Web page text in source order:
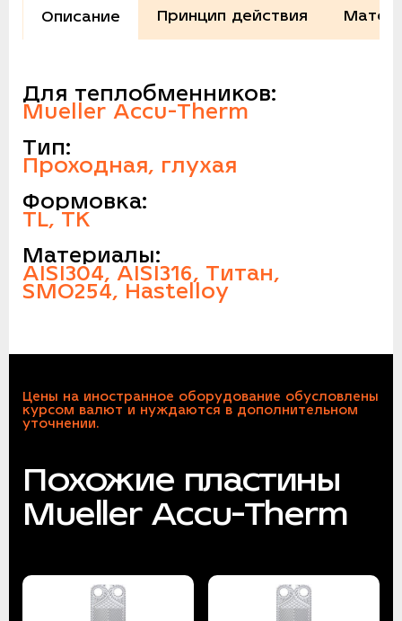
Описание Принцип действия
Для теплобменников:
Mueller Accu-Therm
Тип:
Проходная, глухая
Формовка:
TL, TK
Материалы:
AISI304, AISI316, Титан,
SMO254, Hastelloy
Цены на иностранное оборудование обусловлены
курсом валют и нуждаются в дополнительном
уточнении.
Похожие пластины
Mueller Accu-Therm